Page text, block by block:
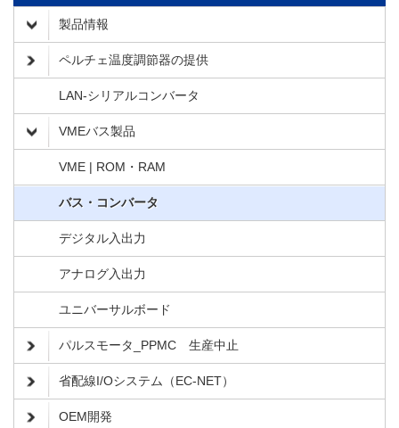
製品情報
ペルチェ温度調節器の提供
LAN-シリアルコンバータ
VMEバス製品
VME | ROM・RAM
バス・コンバータ
デジタル入出力
アナログ入出力
ユニバーサルボード
パルスモータ_PPMC 生産中止
省配線I/Oシステム（EC-NET）
OEM開発